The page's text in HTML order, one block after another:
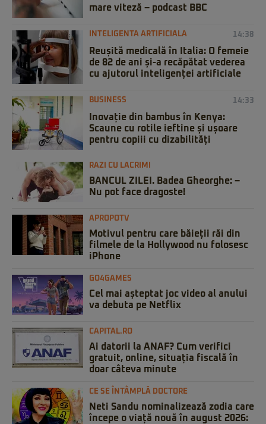
mare viteză – podcast BBC
INTELIGENTA ARTIFICIALA 14:38
Reușită medicală în Italia: O femeie
de 82 de ani și-a recăpătat vederea
cu ajutorul inteligenței artificiale
BUSINESS 14:33
Inovație din bambus în Kenya:
Scaune cu rotile ieftine și ușoare
pentru copiii cu dizabilități
RAZI CU LACRIMI
BANCUL ZILEI. Badea Gheorghe: –
Nu pot face dragoste!
APROPOTV
Motivul pentru care băieții răi din
filmele de la Hollywood nu folosesc
iPhone
GO4GAMES
Cel mai așteptat joc video al anului
va debuta pe Netflix
CAPITAL.RO
Ai datorii la ANAF? Cum verifici
gratuit, online, situația fiscală în
doar câteva minute
CE SE ÎNTÂMPLĂ DOCTORE
Neti Sandu nominalizează zodia care
începe o viață nouă în august 2026: